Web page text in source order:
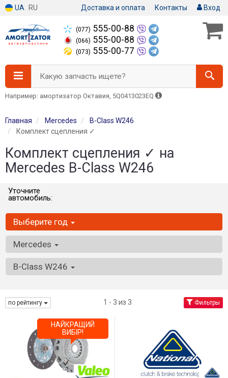
UA RU Доставка и оплата Контакты Вход
(077) 555-00-88
(066) 555-00-88
(073) 555-00-77
Какую запчасть ищете?
Например: амортизатор Октавия, 5Q0413023EQ
Главная Mercedes
B-Class W246
Комплект сцепления ✓
Комплект сцепления ✓ на
Mercedes B-Class W246
Уточните
автомобиль:
Выберите год
Mercedes
B-Class W246
по рейтингу 1 - 3 из 3 Фильтры
НАЙКРАЩИЙ
ВИБІР!